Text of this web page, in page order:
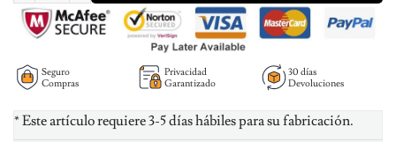
Seguro
Compras
Privacidad
Garantizado
30 días
Devoluciones
* Este artículo requiere 3-5 días hábiles para su fabricación.